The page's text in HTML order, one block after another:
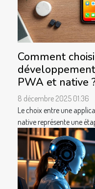
Comment
PWA et native
8 décembre 2025 01:36
Le choix entre une
native représente une